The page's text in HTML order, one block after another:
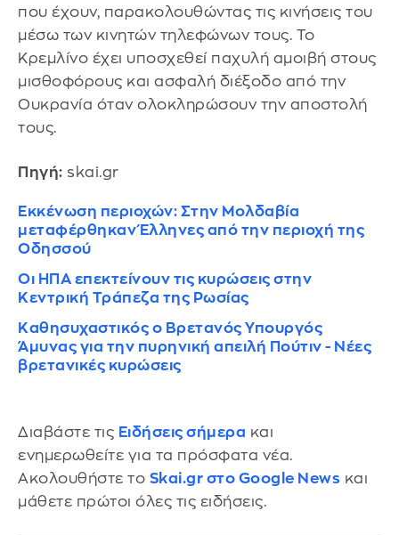
που έχουν, παρακολουθώντας τις κινήσεις του
μέσω των κινητών τηλεφώνων τους. Το
Κρεμλίνο έχει υποσχεθεί παχυλή αμοιβή στους
μισθοφόρους και ασφαλή διέξοδο από την
Ουκρανία όταν ολοκληρώσουν την αποστολή
τους.
Πηγή: skai.gr
Εκκένωση περιοχών: Στην Μολδαβία
μεταφέρθηκαν Έλληνες από την περιοχή της
Οδησσού
Οι ΗΠΑ επεκτείνουν τις κυρώσεις στην
Κεντρική Τράπεζα της Ρωσίας
Καθησυχαστικός ο Βρετανός Υπουργός
Άμυνας για την πυρηνική απειλή Πούτιν - Νέες
βρετανικές κυρώσεις
Διαβάστε τις Ειδήσεις σήμερα και
ενημερωθείτε για τα πρόσφατα νέα.
Ακολουθήστε το Skai.gr στο Google News και
μάθετε πρώτοι όλες τις ειδήσεις.